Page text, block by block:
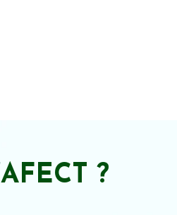
AFECT ?